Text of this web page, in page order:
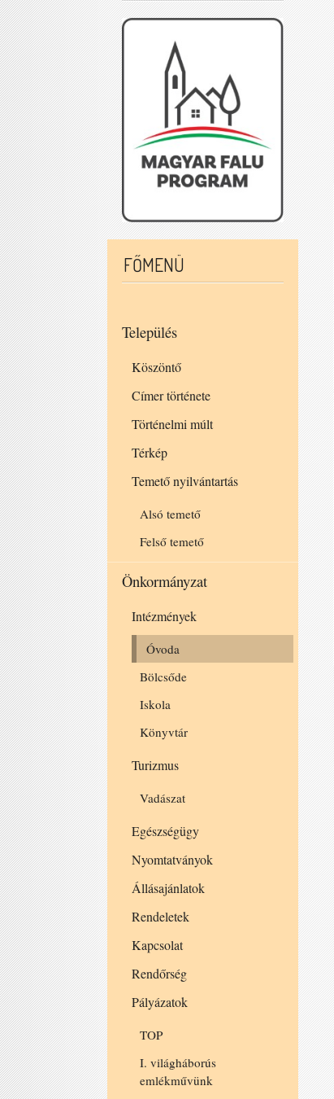
FŐMENÜ
Település
Köszöntő
Címer története
Történelmi múlt
Térkép
Temető nyilvántartás
Alsó temető
Felső temető
Önkormányzat
Intézmények
Óvoda
Bölcsőde
Iskola
Könyvtár
Turizmus
Vadászat
Egészségügy
Nyomtatványok
Állásajánlatok
Rendeletek
Kapcsolat
Rendőrség
Pályázatok
TOP
I. világháborús
emlékművünk